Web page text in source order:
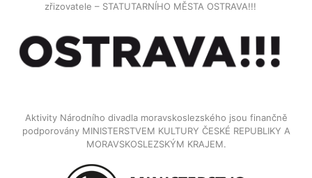
zřizovatele – STATUTARNÍHO MĚSTA OSTRAVA!!!
Aktivity Národního divadla moravskoslezského jsou finančně
podporovány MINISTERSTVEM KULTURY ČESKÉ REPUBLIKY A
MORAVSKOSLEZSKÝM KRAJEM.